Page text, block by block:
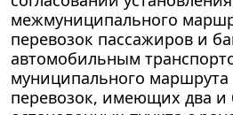
межмуниципального
перевозок пассажиров и
автомобильным
муниципального маршрута
перевозок, имеющих два и